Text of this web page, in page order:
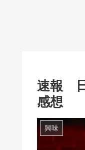
速報
感想
興味